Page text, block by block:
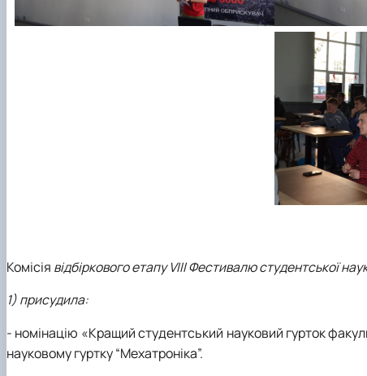
Комісія відбіркового етапу VІIІ Фестивалю студентської
1) присудила:
- номінацію «Кращий студентський науковий гурток
науковому гуртку “Мехатроніка”.